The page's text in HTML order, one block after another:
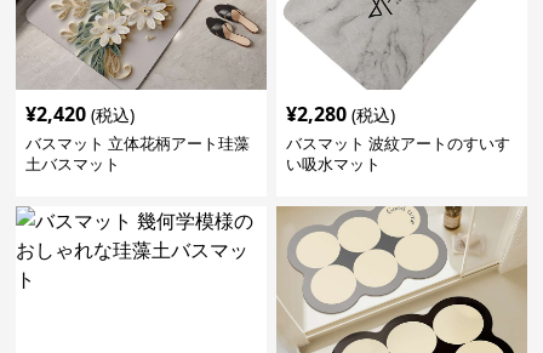
¥2,420 (税込)
バスマット 立体花柄アート珪藻
土バスマット
¥2,280 (税込)
バスマット 波紋アートのすいす
い吸水マット